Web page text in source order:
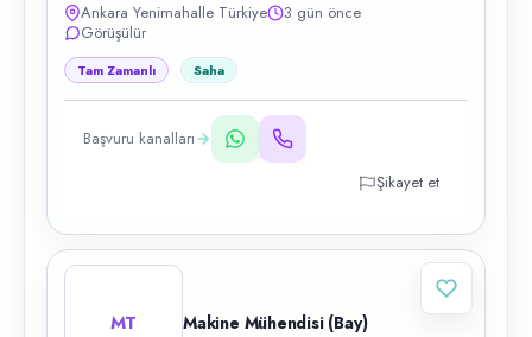
Ankara Yenimahalle Türkiye
3 gün önce
Görüşülür
Tam Zamanlı Saha
Başvuru kanalları
Şikayet et
MT Makine Mühendisi (Bay)